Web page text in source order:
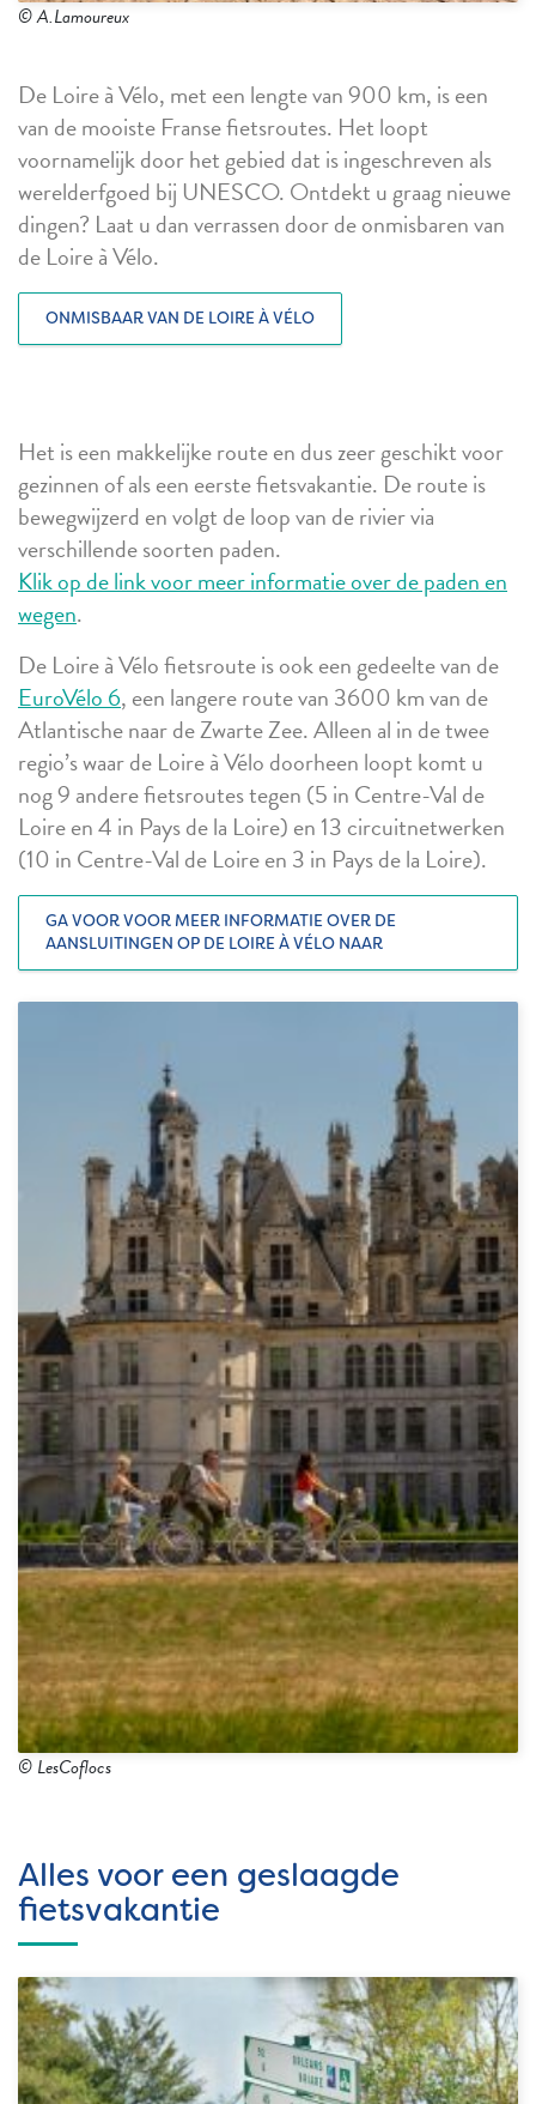
© A.Lamoureux
De Loire à Vélo, met een lengte van 900 km, is een
van de mooiste Franse fietsroutes. Het loopt
voornamelijk door het gebied dat is ingeschreven als
werelderfgoed bij UNESCO. Ontdekt u graag nieuwe
dingen? Laat u dan verrassen door de onmisbaren van
de Loire à Vélo.
ONMISBAAR VAN DE LOIRE À VÉLO
Het is een makkelijke route en dus zeer geschikt voor
gezinnen of als een eerste fietsvakantie. De route is
bewegwijzerd en volgt de loop van de rivier via
verschillende soorten paden.
Klik op de link voor meer informatie over de paden en
wegen.
De Loire à Vélo fietsroute is ook een gedeelte van de
EuroVélo 6, een langere route van 3600 km van de
Atlantische naar de Zwarte Zee. Alleen al in de twee
regio’s waar de Loire à Vélo doorheen loopt komt u
nog 9 andere fietsroutes tegen (5 in Centre-Val de
Loire en 4 in Pays de la Loire) en 13 circuitnetwerken
(10 in Centre-Val de Loire en 3 in Pays de la Loire).
GA VOOR VOOR MEER INFORMATIE OVER DE
AANSLUITINGEN OP DE LOIRE À VÉLO NAAR
© LesCoflocs
Alles voor een geslaagde
fietsvakantie